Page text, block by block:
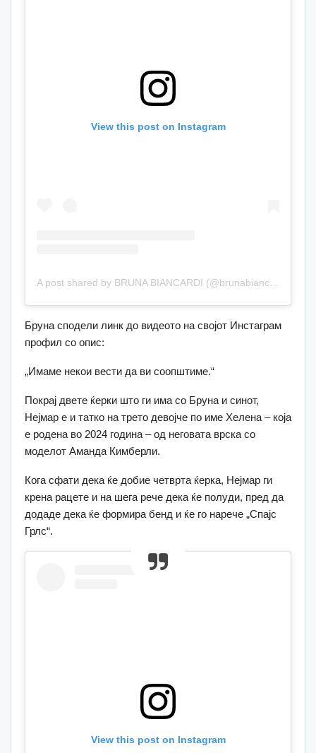
View this post on Instagram
Бруна сподели линк до видеото на својот Инстаграм
профил со опис:
„Имаме некои вести да ви соопштиме.“
Покрај двете ќерки што ги има со Бруна и синот,
Нејмар е и татко на трето девојче по име Хелена – која
е родена во 2024 година – од неговата врска со
моделот Аманда Кимберли.
Кога сфати дека ќе добие четврта ќерка, Нејмар ги
крена рацете и на шега рече дека ќе полуди, пред да
додаде дека ќе формира бенд и ќе го нарече „Спајс
Грлс“.
View this post on Instagram